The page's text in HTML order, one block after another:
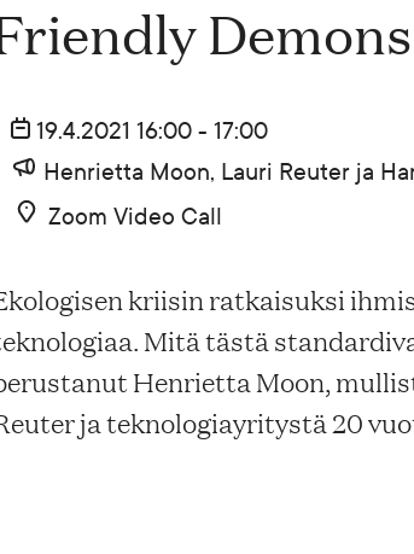
19.4.2021 16:00 - 17:00
Henrietta Moon, Lauri Reuter ja
Zoom Video Call
kriisin ratkaisuksi
Mitä tästä
Henrietta Moon,
ja teknologiayritystä 20